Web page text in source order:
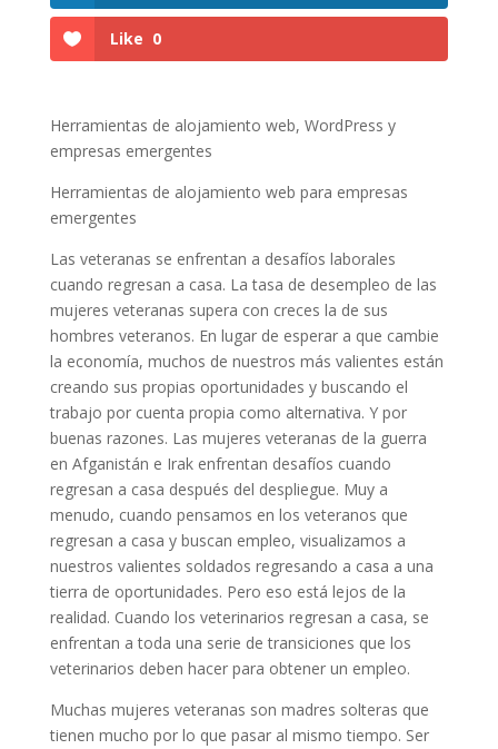
Like 0
Herramientas de alojamiento web, WordPress y
empresas emergentes
Herramientas de alojamiento web para empresas
emergentes
Las veteranas se enfrentan a desafíos laborales
cuando regresan a casa. La tasa de desempleo de las
mujeres veteranas supera con creces la de sus
hombres veteranos. En lugar de esperar a que cambie
la economía, muchos de nuestros más valientes están
creando sus propias oportunidades y buscando el
trabajo por cuenta propia como alternativa. Y por
buenas razones. Las mujeres veteranas de la guerra
en Afganistán e Irak enfrentan desafíos cuando
regresan a casa después del despliegue. Muy a
menudo, cuando pensamos en los veteranos que
regresan a casa y buscan empleo, visualizamos a
nuestros valientes soldados regresando a casa a una
tierra de oportunidades. Pero eso está lejos de la
realidad. Cuando los veterinarios regresan a casa, se
enfrentan a toda una serie de transiciones que los
veterinarios deben hacer para obtener un empleo.
Muchas mujeres veteranas son madres solteras que
tienen mucho por lo que pasar al mismo tiempo. Ser